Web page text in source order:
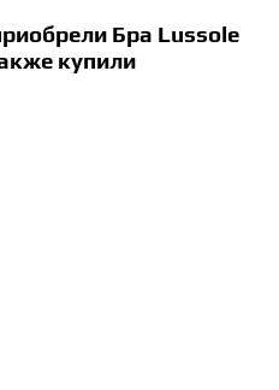
Бра Lussole
купили